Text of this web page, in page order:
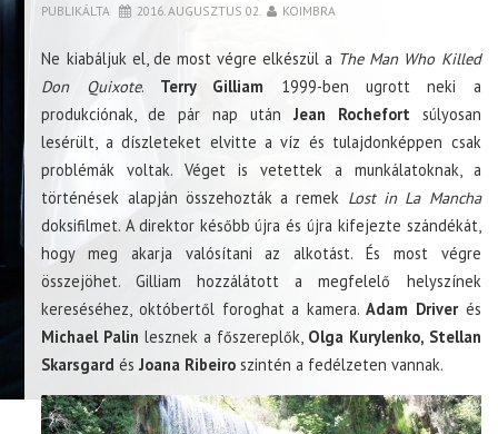
PUBLIKÁLTA 2016. AUGUSZTUS 02. KOIMBRA
Ne kiabáljuk el, de most végre elkészül a The Man Who Killed
Don Quixote. Terry Gilliam 1999-ben ugrott neki a
produkciónak, de pár nap után Jean Rochefort súlyosan
lesérült, a díszleteket elvitte a víz és tulajdonképpen csak
problémák voltak. Véget is vetettek a munkálatoknak, a
történések alapján összehozták a remek Lost in La Mancha
doksifilmet. A direktor később újra és újra kifejezte szándékát,
hogy meg akarja valósítani az alkotást. És most végre
összejöhet. Gilliam hozzálátott a megfelelő helyszínek
kereséséhez, októbertől foroghat a kamera.Adam Driverés
Michael Palin lesznek a főszereplők, Olga Kurylenko, Stellan
Skarsgard ésJoana Ribeiro szintén a fedélzeten vannak.